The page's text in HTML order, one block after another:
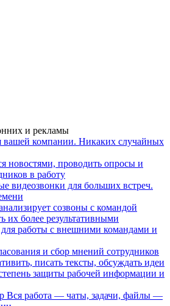
и рекламы
вашей компании. Никаких случайных
новостями, проводить опросы и
в работу
видеозвонки для больших встреч.
созвоны с командой
их более результативными
для работы с внешними командами и
и сбор мнений сотрудников
писать тексты, обсуждать идеи
защиты рабочей информации и
Вся работа — чаты, задачи, файлы —